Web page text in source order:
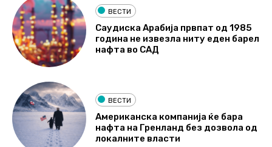
ВЕСТИ
Саудиска Арабија првпат од 1985
година не извезла ниту еден барел
нафта во САД
ВЕСТИ
Американска компанија ќе бара
нафта на Гренланд без дозвола од
локалните власти